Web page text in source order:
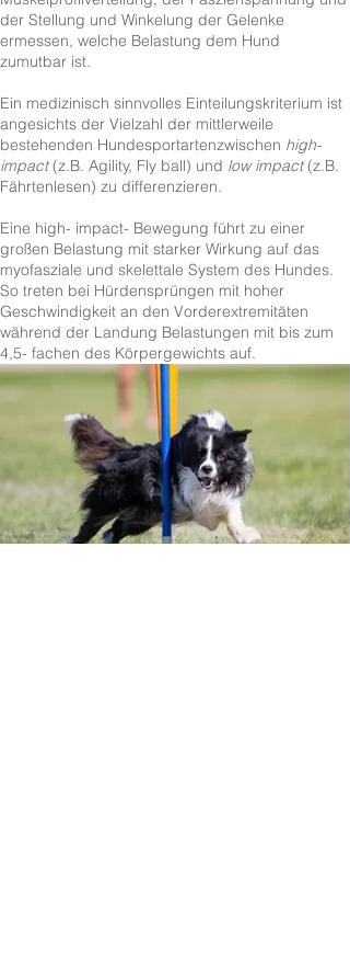
der Stellung und Winkelung der Gelenke
ermessen, welche Belastung dem Hund
zumutbar ist.
Ein medizinisch sinnvolles Einteilungskriterium ist
angesichts der Vielzahl der mittlerweile
bestehenden Hundesportartenzwischen high-
impact(z.B. Agility, Fly ball) und low impact(z.B.
Fährtenlesen) zu differenzieren.
Eine high- impact- Bewegung führt zu einer
großen Belastung mit starker Wirkung auf das
myofasziale und skelettale System des Hundes.
So treten bei Hürdensprüngen mit hoher
Geschwindigkeit an den Vorderextremitäten
während der Landung Belastungen mit bis zum
4,5- fachen des Körpergewichts auf.